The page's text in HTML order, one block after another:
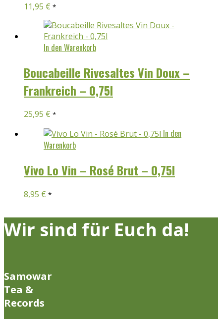
11,95 € *
In den Warenkorb
Boucabeille Rivesaltes Vin Doux –
Frankreich – 0,75l
25,95 € *
In den
Warenkorb
Vivo Lo Vin – Rosé Brut – 0,75l
8,95 € *
Wir sind für Euch da!
Samowar
Tea &
Records